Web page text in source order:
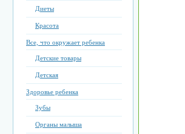
Диеты
Красота
Все, что окружает ребенка
Детские товары
Детская
Здоровье ребенка
Зубы
Органы малыша